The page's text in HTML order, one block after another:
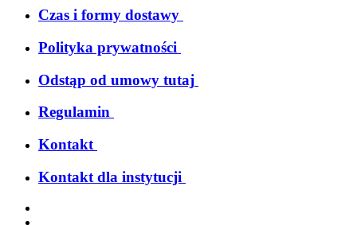
Czas i formy dostawy
Polityka prywatności
Odstąp od umowy tutaj
Regulamin
Kontakt
Kontakt dla instytucji